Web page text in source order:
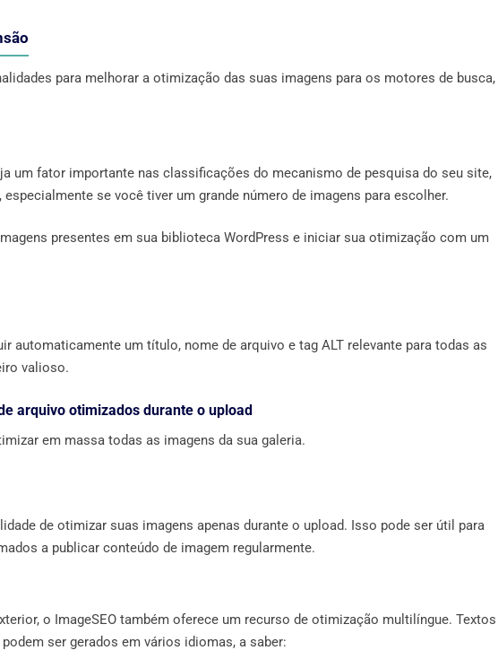
para melhorar a otimização das suas imagens para os motores de busca,
um fator importante nas classificações do mecanismo de pesquisa do seu site,
se você tiver um grande número de imagens para escolher.
presentes em sua biblioteca WordPress e iniciar sua otimização com um
automaticamente um título, nome de arquivo e tag ALT relevante para todas as
valioso.
arquivo otimizados durante o upload
em massa todas as imagens da sua galeria.
de otimizar suas imagens apenas durante o upload. Isso pode ser útil para
a publicar conteúdo de imagem regularmente.
o ImageSEO também oferece um recurso de otimização multilíngue. Textos
ser gerados em vários idiomas, a saber: